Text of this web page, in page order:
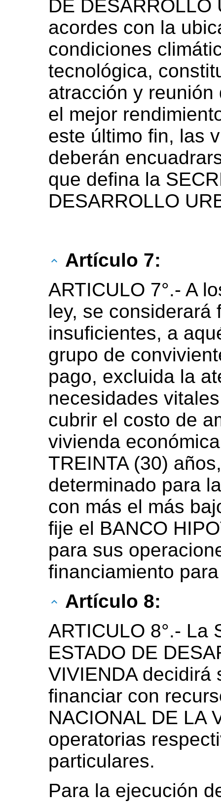
DE DESARROLLO
acordes con la
condiciones
tecnológica,
atracción y
el mejor
este último fin, las
deberán
que defina la
DESARROLLO
Artículo 7:
ARTICULO 7°.- A
ley, se considerará
insuficientes, a
grupo de
pago, excluida la
necesidades
cubrir el costo de
vivienda
TREINTA (30)
determinado para
con más el más
fije el BANCO
para sus
financiamiento
Artículo 8:
ARTICULO 8°.- La
ESTADO DE
VIVIENDA decidirá
financiar con
NACIONAL DE LA
operatorias
particulares.
Para la ejecución